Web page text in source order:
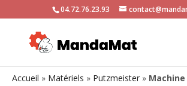
04.72.76.23.93
Accueil » Matériels » Putzmeister »